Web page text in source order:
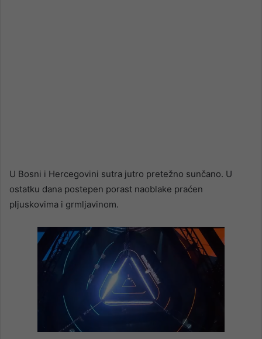
U Bosni i Hercegovini sutra jutro pretežno sunčano. U
ostatku dana postepen porast naoblake praćen
pljuskovima i grmljavinom.